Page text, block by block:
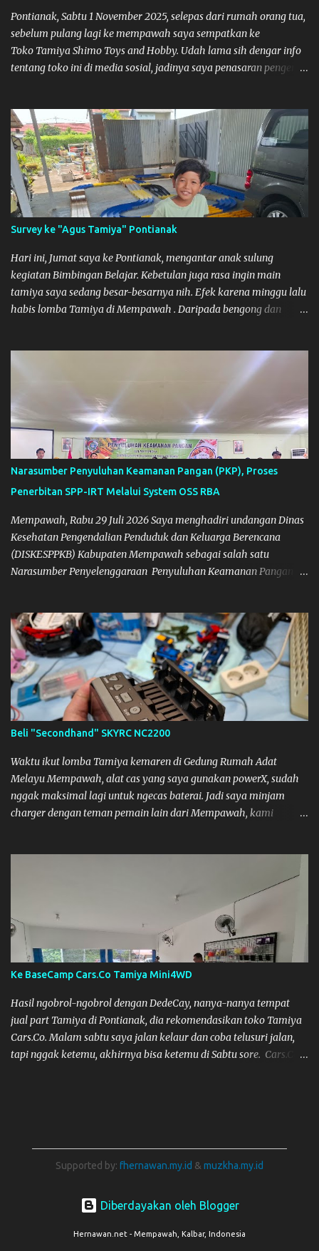
Pontianak, Sabtu 1 November 2025, selepas dari rumah orang tua,
sebelum pulang lagi ke mempawah saya sempatkan ke
Toko Tamiya Shimo Toys and Hobby. Udah lama sih dengar info
tentang toko ini di media sosial, jadinya saya penasaran pengen
bukanya di jam 1. Saya pulang dulu ke rumah ortu di Sepakat,
untuk istirahat. So malamnya sebelum pulang ke Mempawah
saya sempatkan lagi kesini. Saya belanja beberapa part disini.
Untuk Lokasi Tempat:
Survey ke "Agus Tamiya" Pontianak
Hari ini, Jumat saya ke Pontianak, mengantar anak sulung
kegiatan Bimbingan Belajar. Kebetulan juga rasa ingin main
tamiya saya sedang besar-besarnya nih. Efek karena minggu lalu
habis lomba Tamiya di Mempawah . Daripada bengong dan
Narasumber Penyuluhan Keamanan Pangan (PKP), Proses
Penerbitan SPP-IRT Melalui System OSS RBA
Mempawah, Rabu 29 Juli 2026 Saya menghadiri undangan Dinas
Kesehatan Pengendalian Penduduk dan Keluarga Berencana
(DISKESPPKB) Kabupaten Mempawah sebagai salah satu
Narasumber Penyelenggaraan Penyuluhan Keamanan Pangan di
Beli "Secondhand" SKYRC NC2200
Waktu ikut lomba Tamiya kemaren di Gedung Rumah Adat
Melayu Mempawah, alat cas yang saya gunakan powerX, sudah
nggak maksimal lagi untuk ngecas baterai. Jadi saya minjam
charger dengan teman pemain lain dari Mempawah, kami
Ke BaseCamp Cars.Co Tamiya Mini4WD
Hasil ngobrol-ngobrol dengan DedeCay, nanya-nanya tempat
jual part Tamiya di Pontianak, dia rekomendasikan toko Tamiya
Cars.Co. Malam sabtu saya jalan kelaur dan coba telusuri jalan,
tapi nggak ketemu, akhirnya bisa ketemu di Sabtu sore. Cars.Co
Supported by: fhernawan.my.id & muzkha.my.id
Diberdayakan oleh Blogger
Hernawan.net - Mempawah, Kalbar, Indonesia